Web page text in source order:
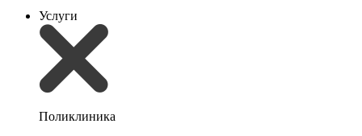
Услуги
Поликлиника